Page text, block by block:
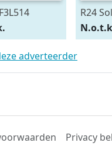
R24
15.5/
adverteerder
Privacy